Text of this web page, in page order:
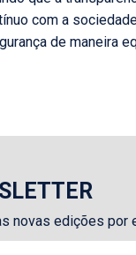
com a
de maneira
novas edições por